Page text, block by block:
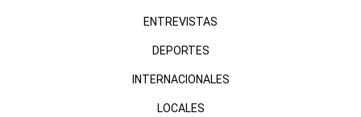
ENTREVISTAS
DEPORTES
INTERNACIONALES
LOCALES